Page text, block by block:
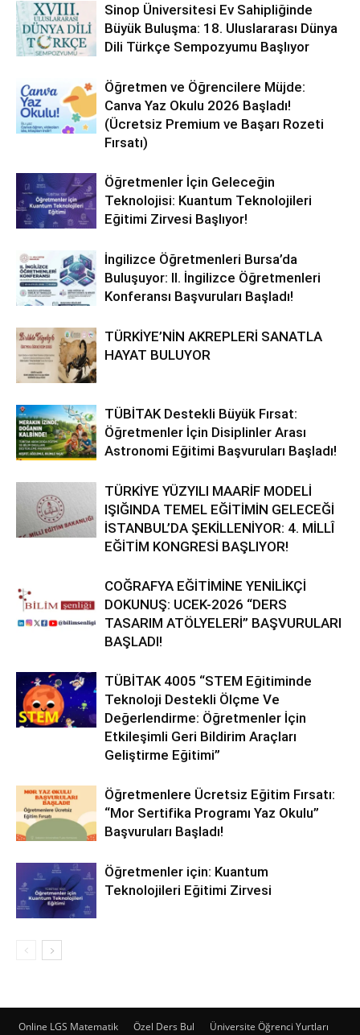
Sinop Üniversitesi Ev Sahipliğinde
Büyük Buluşma: 18. Uluslararası Dünya
Dili Türkçe Sempozyumu Başlıyor
Öğretmen ve Öğrencilere Müjde:
Canva Yaz Okulu 2026 Başladı!
(Ücretsiz Premium ve Başarı Rozeti
Fırsatı)
Öğretmenler İçin Geleceğin
Teknolojisi: Kuantum Teknolojileri
Eğitimi Zirvesi Başlıyor!
İngilizce Öğretmenleri Bursa’da
Buluşuyor: II. İngilizce Öğretmenleri
Konferansı Başvuruları Başladı!
TÜRKİYE’NİN AKREPLERİ SANATLA
HAYAT BULUYOR
TÜBİTAK Destekli Büyük Fırsat:
Öğretmenler İçin Disiplinler Arası
Astronomi Eğitimi Başvuruları Başladı!
TÜRKİYE YÜZYILI MAARİF MODELİ
IŞIĞINDA TEMEL EĞİTİMİN GELECEĞİ
İSTANBUL’DA ŞEKİLLENİYOR: 4. MİLLÎ
EĞİTİM KONGRESİ BAŞLIYOR!
COĞRAFYA EĞİTİMİNE YENİLİKÇİ
DOKUNUŞ: UCEK-2026 “DERS
TASARIM ATÖLYELERİ” BAŞVURULARI
BAŞLADI!
TÜBİTAK 4005 “STEM Eğitiminde
Teknoloji Destekli Ölçme Ve
Değerlendirme: Öğretmenler İçin
Etkileşimli Geri Bildirim Araçları
Geliştirme Eğitimi”
Öğretmenlere Ücretsiz Eğitim Fırsatı:
“Mor Sertifika Programı Yaz Okulu”
Başvuruları Başladı!
Öğretmenler için: Kuantum
Teknolojileri Eğitimi Zirvesi
Online LGS Matematik Özel Ders Bul Üniversite Öğrenci Yurtları